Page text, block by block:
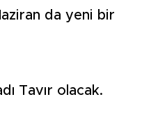
da yeni bir
Tavır olacak.